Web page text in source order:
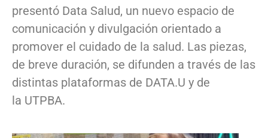
presentó Data Salud, un nuevo espacio de
comunicación y divulgación orientado a
promover el cuidado de la salud. Las piezas,
de breve duración, se difunden a través de las
distintas plataformas de DATA.U y de
la UTPBA.